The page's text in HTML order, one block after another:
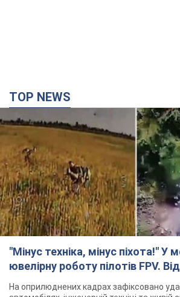
TOP NEWS
"Мінус техніка, мінус піхота!" У
ювелірну роботу пілотів FPV.
На оприлюднених кадрах зафіксовано